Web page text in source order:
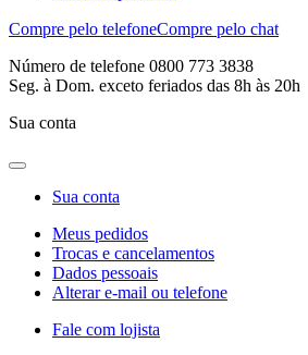
Compre pelo telefoneCompre pelo chat
Número de telefone 0800 773 3838
Seg. à Dom. exceto feriados das 8h às 20h
Sua conta
Sua conta
Meus pedidos
Trocas e cancelamentos
Dados pessoais
Alterar e-mail ou telefone
Fale com lojista